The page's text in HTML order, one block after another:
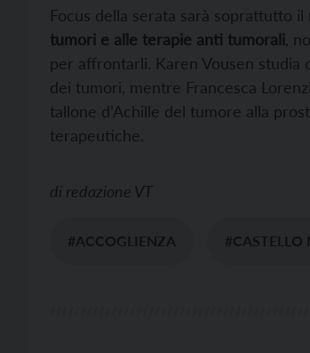
Focus della serata sarà soprattutto il
tumori e alle terapie anti tumorali ,
per affrontarli. Karen Vousen studia
dei tumori, mentre Francesca
tallone d’Achille del tumore alla
terapeutiche.
di redazione VT
#ACCOGLIENZA